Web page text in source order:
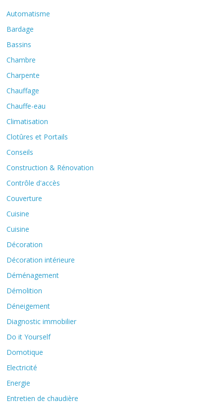
Automatisme
Bardage
Bassins
Chambre
Charpente
Chauffage
Chauffe-eau
Climatisation
Clotûres et Portails
Conseils
Construction & Rénovation
Contrôle d'accès
Couverture
Cuisine
Cuisine
Décoration
Décoration intérieure
Déménagement
Démolition
Déneigement
Diagnostic immobilier
Do it Yourself
Domotique
Electricité
Energie
Entretien de chaudière